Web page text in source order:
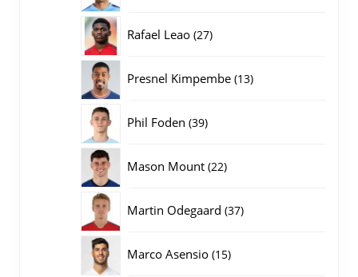
Rafael Leao 2727
Presnel Kimpembe 1313
Phil Foden 3939
Mason Mount 2222
Martin Odegaard 3737
Marco Asensio 1515